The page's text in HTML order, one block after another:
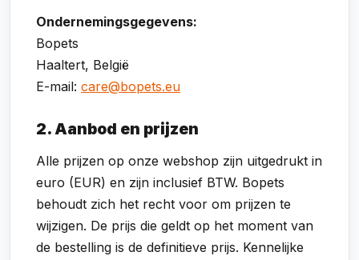
Ondernemingsgegevens:
Bopets
Haaltert, België
E-mail: care@bopets.eu
2. Aanbod en prijzen
Alle prijzen op onze webshop zijn uitgedrukt in
euro (EUR) en zijn inclusief BTW. Bopets
behoudt zich het recht voor om prijzen te
wijzigen. De prijs die geldt op het moment van
de bestelling is de definitieve prijs. Kennelijke